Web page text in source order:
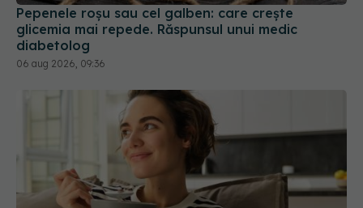
Pepenele roșu sau cel galben: care crește
glicemia mai repede. Răspunsul unui medic
diabetolog
06 aug 2026, 09:36